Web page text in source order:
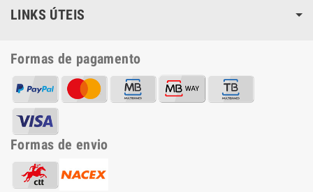
LINKS ÚTEIS
Formas de pagamento
Formas de envio